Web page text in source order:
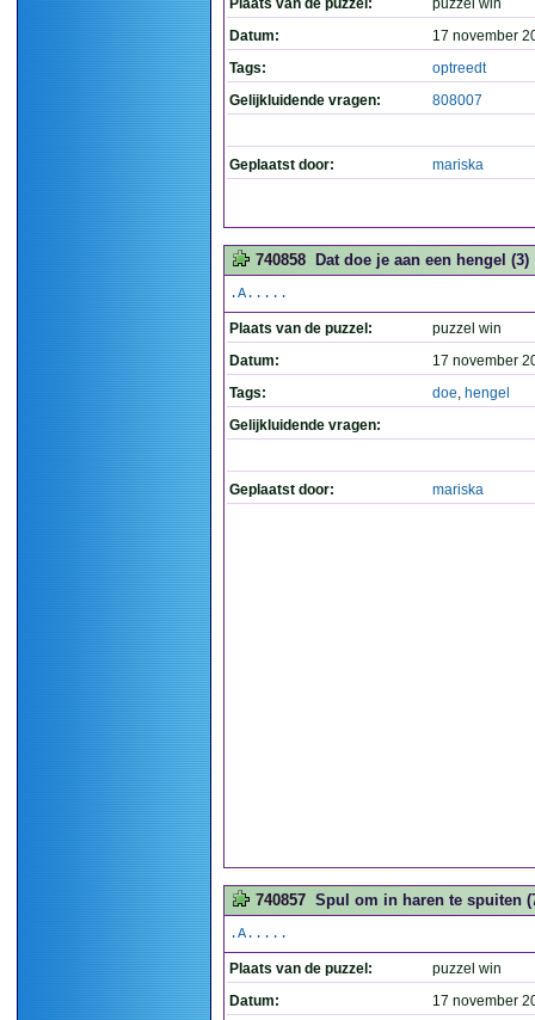
Plaats van de puzzel:
puzzel win
Datum:
17 november
Tags:
optreedt
Gelijkluidende vragen:
808007
Geplaatst door: mariska
740858 Dat doe je aan een hengel (3)
.A.....
Plaats van de puzzel:
puzzel win
Datum:
17 november
Tags:
doe, hengel
Gelijkluidende vragen:
Geplaatst door: mariska
740857 Spul om in haren te spuiten
.A.....
Plaats van de puzzel:
puzzel win
Datum:
17 november